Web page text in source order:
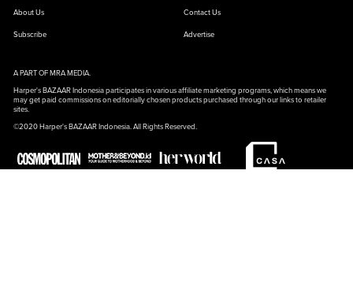
About Us Contact Us
Subscribe Advertise
A PART OF MRA MEDIA.
Harper's BAZAAR Indonesia participates in various affiliate marketing programs, which means we
may get paid commissions on editorially chosen products purchased through our links to retailer
sites.
©2020 Harper's BAZAAR Indonesia. All Rights Reserved.